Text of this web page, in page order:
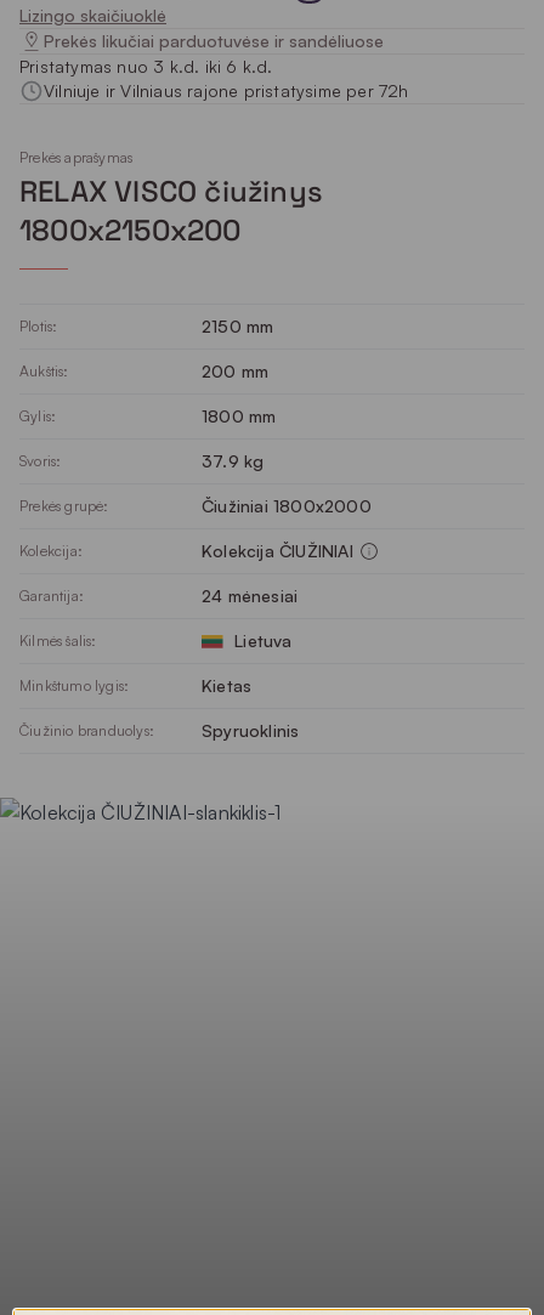
Lizingo skaičiuoklė
Prekės likučiai parduotuvėse ir sandėliuose
Pristatymas nuo 3 k.d. iki 6 k.d.
Vilniuje ir Vilniaus rajone pristatysime per 72h
Prekės aprašymas
RELAX VISCO čiužinys
1800x2150x200
Plotis: 2150 mm
Aukštis: 200 mm
Gylis: 1800 mm
Svoris: 37.9 kg
Prekės grupė: Čiužiniai 1800x2000
Kolekcija: Kolekcija ČIUŽINIAI
Garantija: 24 mėnesiai
Kilmės šalis: Lietuva
Minkštumo lygis: Kietas
Čiužinio branduolys: Spyruoklinis